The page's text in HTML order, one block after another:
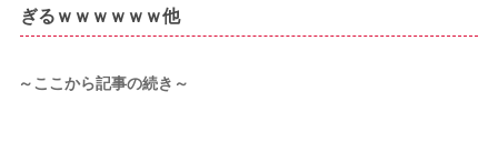
ぎるｗｗｗｗｗｗ他
～ここから記事の続き～